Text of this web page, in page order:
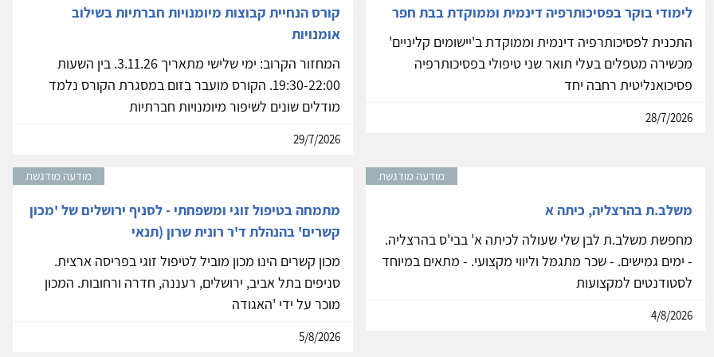
לימודי בוקר בפסיכותרפיה דינמית וממוקדת בבת חפר
התכנית לפסיכותרפיה דינמית וממוקדת ב'יישומים קליניים'
מכשירה מטפלים בעלי תואר שני טיפולי בפסיכותרפיה
פסיכואנליטית רחבה יחד
28/7/2026
קורס הנחיית קבוצות מיומנויות חברתיות בשילוב
אומנויות
המחזור הקרוב: ימי שלישי מתאריך 3.11.26. בין השעות
19:30-22:00. הקורס מועבר בזום במסגרת הקורס נלמד
מודלים שונים לשיפור מיומנויות חברתיות
29/7/2026
מודעה מודגשת
משלב.ת בהרצליה, כיתה א
מחפשת משלב.ת לבן שלי שעולה לכיתה א' בבי'ס בהרצליה.
- ימים גמישים. - שכר מתגמל וליווי מקצועי. - מתאים במיוחד
לסטודנטים למקצועות
4/8/2026
מודעה מודגשת
מתמחה בטיפול זוגי ומשפחתי - לסניף ירושלים של 'מכון
קשרים' בהנהלת ד'ר רונית שרון (תנאי
מכון קשרים הינו מכון מוביל לטיפול זוגי בפריסה ארצית.
סניפים בתל אביב, ירושלים, רעננה, חדרה ורחובות. המכון
מוכר על ידי 'האגודה
5/8/2026